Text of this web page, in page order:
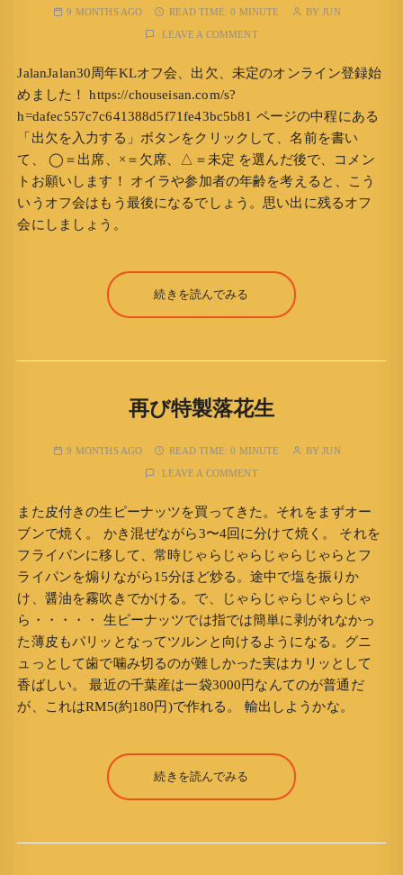
9 MONTHS AGO READ TIME:0 MINUTE BYJUN
LEAVE A COMMENT
JalanJalan30周年KLオフ会、出欠、未定のオンライン登録始
めました！ https://chouseisan.com/s?
h=dafec557c7c641388d5f71fe43bc5b81 ページの中程にある
「出欠を入力する」ボタンをクリックして、名前を書い
て、 ◯＝出席、×＝欠席、△＝未定 を選んだ後で、コメン
トお願いします！ オイラや参加者の年齢を考えると、こう
いうオフ会はもう最後になるでしょう。思い出に残るオフ
会にしましょう。
続きを読んでみる
再び特製落花生
9 MONTHS AGO READ TIME:0 MINUTE BYJUN
LEAVE A COMMENT
また皮付きの生ピーナッツを買ってきた。それをまずオー
ブンで焼く。 かき混ぜながら3〜4回に分けて焼く。 それを
フライパンに移して、常時じゃらじゃらじゃらじゃらとフ
ライパンを煽りながら15分ほど炒る。途中で塩を振りか
け、醤油を霧吹きでかける。で、じゃらじゃらじゃらじゃ
ら・・・・・ 生ピーナッツでは指では簡単に剥がれなかっ
た薄皮もパリッとなってツルンと向けるようになる。グニ
ュっとして歯で噛み切るのが難しかった実はカリッとして
香ばしい。 最近の千葉産は一袋3000円なんてのが普通だ
が、これはRM5(約180円)で作れる。 輸出しようかな。
続きを読んでみる